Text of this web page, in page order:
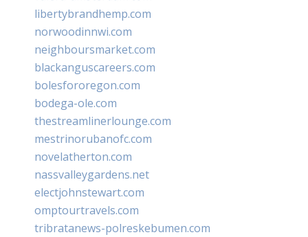
libertybrandhemp.com
norwoodinnwi.com
neighboursmarket.com
blackanguscareers.com
bolesfororegon.com
bodega-ole.com
thestreamlinerlounge.com
mestrinorubanofc.com
novelatherton.com
nassvalleygardens.net
electjohnstewart.com
omptourtravels.com
tribratanews-polreskebumen.com